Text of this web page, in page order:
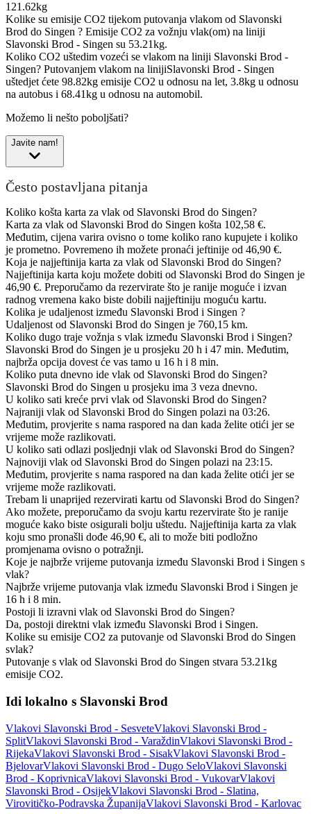
121.62kg
Kolike su emisije CO2 tijekom putovanja vlakom od Slavonski
Brod do Singen ? Emisije CO2 za vožnju vlak(om) na liniji
Slavonski Brod - Singen su 53.21kg.
Koliko CO2 uštedim vozeći se vlakom na liniji Slavonski Brod -
Singen? Putovanjem vlakom na linijiSlavonski Brod - Singen
uštedjet ćete 98.82kg emisije CO2 u odnosu na let, 3.8kg u odnosu
na autobus i 68.41kg u odnosu na automobil.
Možemo li nešto poboljšati?
Javite nam!
Često postavljana pitanja
Koliko košta karta za vlak od Slavonski Brod do Singen?
Karta za vlak od Slavonski Brod do Singen košta 102,58 €.
Međutim, cijena varira ovisno o tome koliko rano kupujete i koliko
je prometno. Povremeno ih možete pronaći jeftinije od 46,90 €.
Koja je najjeftinija karta za vlak od Slavonski Brod do Singen?
Najjeftinija karta koju možete dobiti od Slavonski Brod do Singen je
46,90 €. Preporučamo da rezervirate što je ranije moguće i izvan
radnog vremena kako biste dobili najjeftiniju moguću kartu.
Kolika je udaljenost između Slavonski Brod i Singen ?
Udaljenost od Slavonski Brod do Singen je 760,15 km.
Koliko dugo traje vožnja s vlak između Slavonski Brod i Singen?
Slavonski Brod do Singen je u prosjeku 20 h i 47 min. Međutim,
najbrža opcija dovest će vas tamo u 16 h i 8 min.
Koliko puta dnevno ide vlak od Slavonski Brod do Singen?
Slavonski Brod do Singen u prosjeku ima 3 veza dnevno.
U koliko sati kreće prvi vlak od Slavonski Brod do Singen?
Najraniji vlak od Slavonski Brod do Singen polazi na 03:26.
Međutim, provjerite s nama raspored na dan kada želite otići jer se
vrijeme može razlikovati.
U koliko sati odlazi posljednji vlak od Slavonski Brod do Singen?
Najnoviji vlak od Slavonski Brod do Singen polazi na 23:15.
Međutim, provjerite s nama raspored na dan kada želite otići jer se
vrijeme može razlikovati.
Trebam li unaprijed rezervirati kartu od Slavonski Brod do Singen?
Ako možete, preporučamo da svoju kartu rezervirate što je ranije
moguće kako biste osigurali bolju uštedu. Najjeftinija karta za vlak
koju smo pronašli dođe 46,90 €, ali to može biti podložno
promjenama ovisno o potražnji.
Koje je najbrže vrijeme putovanja između Slavonski Brod i Singen s
vlak?
Najbrže vrijeme putovanja vlak između Slavonski Brod i Singen je
16 h i 8 min.
Postoji li izravni vlak od Slavonski Brod do Singen?
Da, postoji direktni vlak između Slavonski Brod i Singen.
Kolike su emisije CO2 za putovanje od Slavonski Brod do Singen
svlak?
Putovanje s vlak od Slavonski Brod do Singen stvara 53.21kg
emisije CO2.
Idi lokalno s Slavonski Brod
Vlakovi Slavonski Brod - SesveteVlakovi Slavonski Brod -
SplitVlakovi Slavonski Brod - VaraždinVlakovi Slavonski Brod -
RijekaVlakovi Slavonski Brod - SisakVlakovi Slavonski Brod -
BjelovarVlakovi Slavonski Brod - Dugo SeloVlakovi Slavonski
Brod - KoprivnicaVlakovi Slavonski Brod - VukovarVlakovi
Slavonski Brod - OsijekVlakovi Slavonski Brod - Slatina,
Virovitičko-Podravska ŽupanijaVlakovi Slavonski Brod - Karlovac